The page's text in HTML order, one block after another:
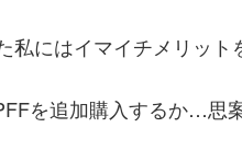
にはイマイチメリット
を追加購入するか…思案